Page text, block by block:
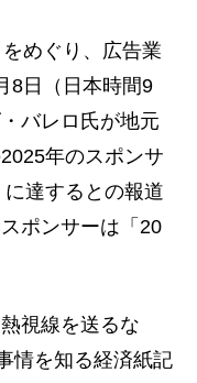
めぐり、広告業
8日（日本時間9
バレロ氏が地元
年のスポンサ
達するとの報道
ポンサーは「20
視線を送るな
情を知る経済紙記